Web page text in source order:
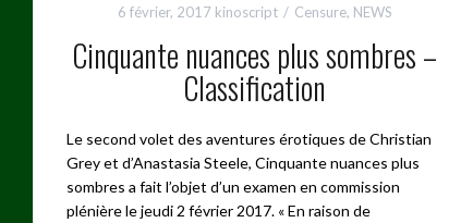
6 février, 2017 kinoscript Censure, NEWS
Cinquante nuances plus sombres –
Classification
Le second volet des aventures érotiques de Christian
Grey et d’Anastasia Steele, Cinquante nuances plus
sombres a fait l’objet d’un examen en commission
plénière le jeudi 2 février 2017. « En raison de